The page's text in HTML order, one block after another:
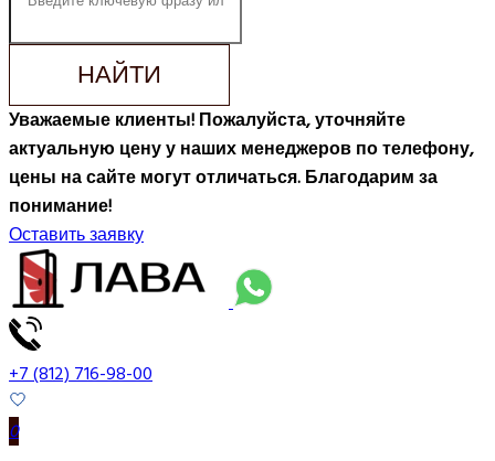
НАЙТИ
Уважаемые клиенты! Пожалуйста, уточняйте
актуальную цену у наших менеджеров по телефону,
цены на сайте могут отличаться. Благодарим за
понимание!
Оставить заявку
+7 (812) 716-98-00
0